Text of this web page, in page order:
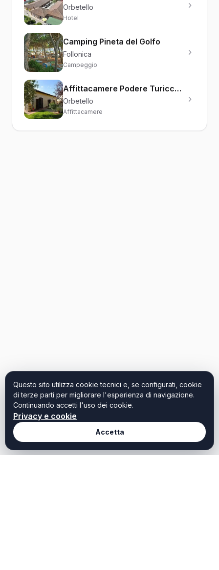
Orbetello
Hotel
Camping Pineta del Golfo
Follonica
Campeggio
Affittacamere Podere Turicchio
Orbetello
Affittacamere
Questo sito utilizza cookie tecnici e, se configurati, cookie
di terze parti per migliorare l'esperienza di navigazione.
Continuando accetti l'uso dei cookie.
Privacy e cookie
Accetta